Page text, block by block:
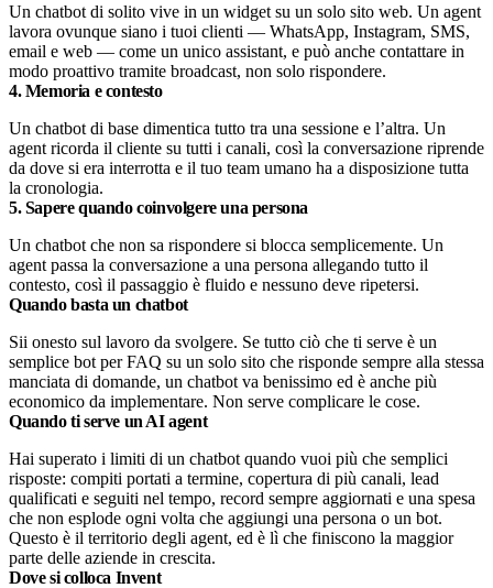
Un chatbot di solito vive in un widget su un solo sito web. Un agent
lavora ovunque siano i tuoi clienti — WhatsApp, Instagram, SMS,
email e web — come un unico assistant, e può anche contattare in
modo proattivo tramite broadcast, non solo rispondere.
4. Memoria e contesto
Un chatbot di base dimentica tutto tra una sessione e l’altra. Un
agent ricorda il cliente su tutti i canali, così la conversazione riprende
da dove si era interrotta e il tuo team umano ha a disposizione tutta
la cronologia.
5. Sapere quando coinvolgere una persona
Un chatbot che non sa rispondere si blocca semplicemente. Un
agent passa la conversazione a una persona allegando tutto il
contesto, così il passaggio è fluido e nessuno deve ripetersi.
Quando basta un chatbot
Sii onesto sul lavoro da svolgere. Se tutto ciò che ti serve è un
semplice bot per FAQ su un solo sito che risponde sempre alla stessa
manciata di domande, un chatbot va benissimo ed è anche più
economico da implementare. Non serve complicare le cose.
Quando ti serve un AI agent
Hai superato i limiti di un chatbot quando vuoi più che semplici
risposte: compiti portati a termine, copertura di più canali, lead
qualificati e seguiti nel tempo, record sempre aggiornati e una spesa
che non esplode ogni volta che aggiungi una persona o un bot.
Questo è il territorio degli agent, ed è lì che finiscono la maggior
parte delle aziende in crescita.
Dove si colloca Invent